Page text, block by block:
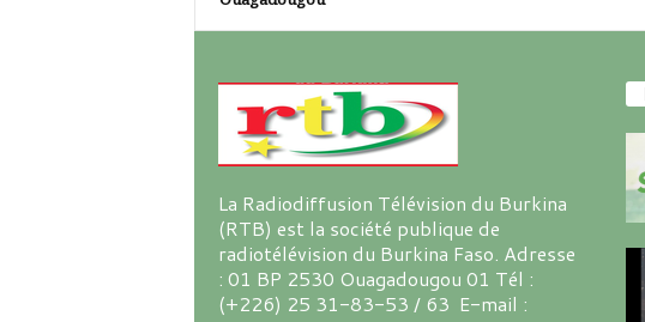
La Radiodiffusion Télévision du Burkina
(RTB) est la société publique de
radiotélévision du Burkina Faso. Adresse
: 01 BP 2530 Ouagadougou 01 Tél :
(+226) 25 31-83-53 / 63 E-mail :